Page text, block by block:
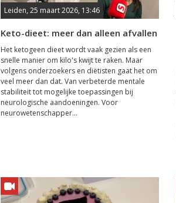
Leiden, 25 maart 2026, 13:46
Keto-dieet: meer dan alleen afvallen
Het ketogeen dieet wordt vaak gezien als een
snelle manier om kilo's kwijt te raken. Maar
volgens onderzoekers en diëtisten gaat het om
veel meer dan dat. Van verbeterde mentale
stabiliteit tot mogelijke toepassingen bij
neurologische aandoeningen. Voor
neurowetenschapper...